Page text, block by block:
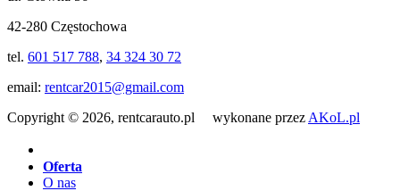
42-280 Częstochowa
tel. 601 517 788, 34 324 30 72
email: rentcar2015@gmail.com
Copyright © 2026, rentcarauto.pl wykonane przez AKoL.pl
Oferta
O nas